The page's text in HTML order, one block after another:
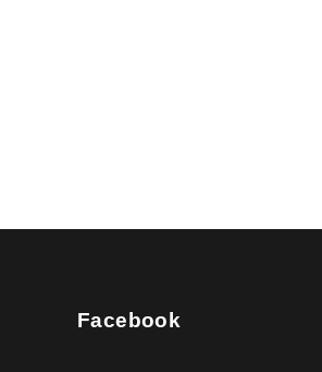
Facebook